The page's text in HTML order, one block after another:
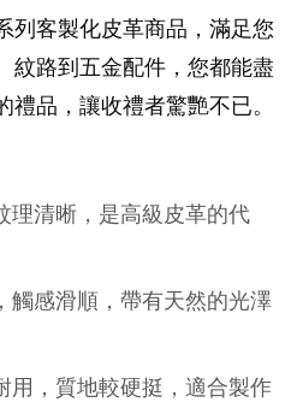
列客製化皮革商品，滿足您
紋路到五金配件，您都能盡
品，讓收禮者驚艷不已。
理清晰，是高級皮革的代
觸感滑順，帶有天然的光澤
用，質地較硬挺，適合製作